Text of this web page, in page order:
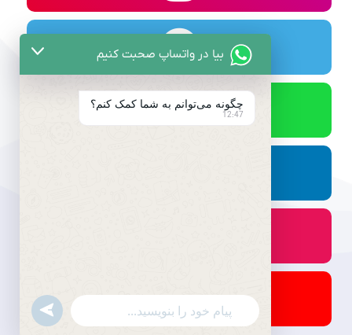
بیا در واتساپ صحبت کنیم
چگونه می‌توانم به شما کمک کنم؟
12:47
WhatsApp
undefined